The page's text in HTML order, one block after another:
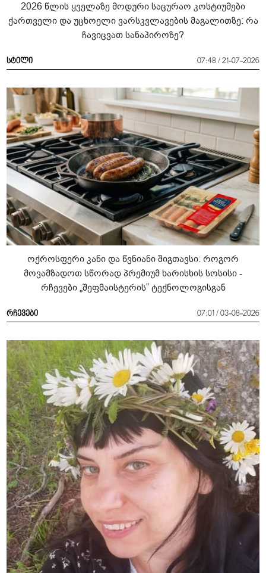
2026 წლის ყველაზე მოდური საცურაო კოსტიუმები
ქართველი და უცხოელი ვარსკვლავების მაგალითზე: რა
ჩავიცვათ სანაპიროზე?
სტილი 07:48 / 21-07-2026
ოქროსფერი კანი და წვნიანი შიგთავსი: როგორ
მოვამზადოთ სწორად პრემიუმ ხარისხის სოსისი -
რჩევები „შეფმაისტერის“ ტექნოლოგისგან
რჩევები 07:01 / 03-08-2026